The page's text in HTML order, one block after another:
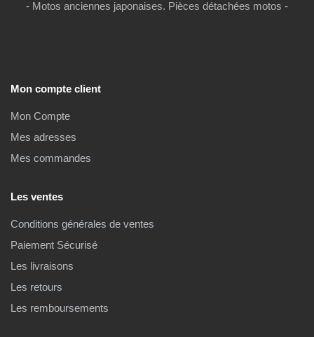
- Motos anciennes japonaises. Pièces détachées motos -
Mon compte client
Mon Compte
Mes adresses
Mes commandes
Les ventes
Conditions générales de ventes
Paiement Sécurisé
Les livraisons
Les retours
Les remboursements